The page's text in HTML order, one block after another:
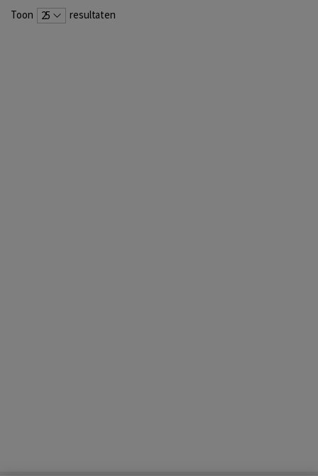
Toon 25 resultaten